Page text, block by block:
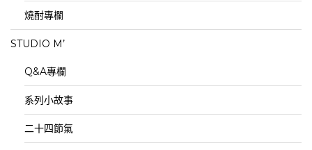
燒酎專欄
STUDIO M’
Q&A專欄
系列小故事
二十四節氣